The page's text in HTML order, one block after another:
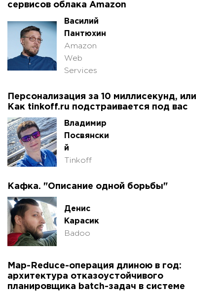
сервисов облака Amazon
Василий
Пантюхин
Amazon
Web
Services
Персонализация за 10 миллисекунд, или
Как tinkoff.ru подстраивается под вас
Владимир
Посвянски
й
Tinkoff
Кафка. "Описание одной борьбы"
Денис
Карасик
Badoo
Map-Reduce-операция длиною в год:
архитектура отказоустойчивого
планировщика batch-задач в системе